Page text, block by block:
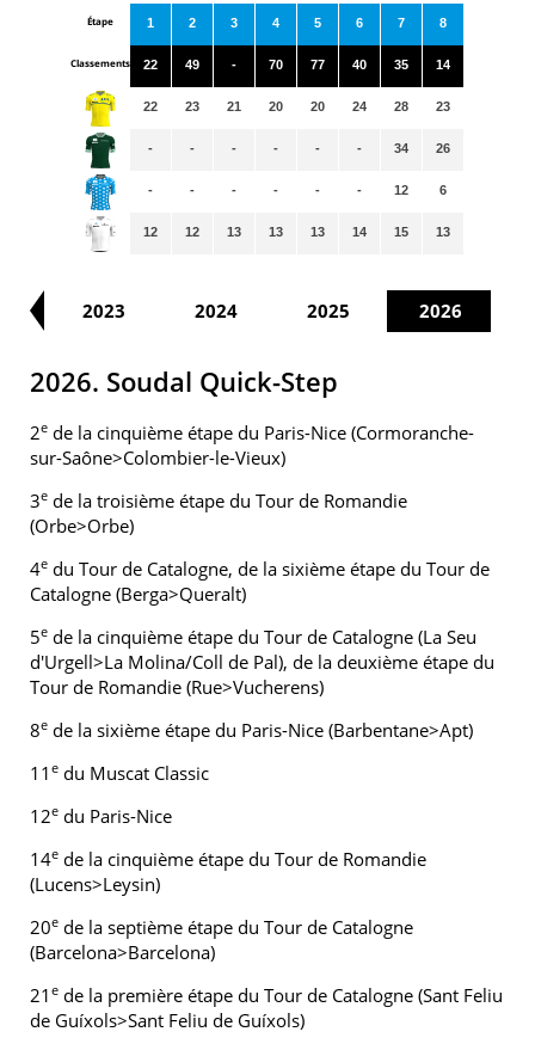
Étape
Classements
1
22
22
-
-
12
2
49
23
-
-
12
3
-
21
-
-
13
4
70
20
-
-
13
5
77
20
-
-
13
6
40
24
-
-
14
7
35
28
34
12
15
8
14
23
26
6
13
2023 2024 2025 2026
2026. Soudal Quick-Step
2e de la cinquième étape du Paris-Nice (Cormoranche-
sur-Saône>Colombier-le-Vieux)
3e de la troisième étape du Tour de Romandie
(Orbe>Orbe)
4e du Tour de Catalogne, de la sixième étape du Tour de
Catalogne (Berga>Queralt)
5e de la cinquième étape du Tour de Catalogne (La Seu
d'Urgell>La Molina/Coll de Pal), de la deuxième étape du
Tour de Romandie (Rue>Vucherens)
8e de la sixième étape du Paris-Nice (Barbentane>Apt)
11 e du Muscat Classic
12e du Paris-Nice
14e de la cinquième étape du Tour de Romandie
(Lucens>Leysin)
20e de la septième étape du Tour de Catalogne
(Barcelona>Barcelona)
21 e de la première étape du Tour de Catalogne (Sant Feliu
de Guíxols>Sant Feliu de Guíxols)